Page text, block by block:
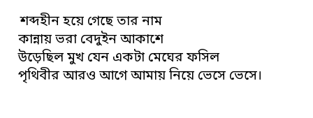
শব্দহীন হয়ে গেছে তার নাম
কান্নায় ভরা বেদুইন আকাশে
উড়েছিল মুখ যেন একটা মেঘের ফসিল
পৃথিবীর আরও আগে আমায় নিয়ে ভেসে ভেসে।